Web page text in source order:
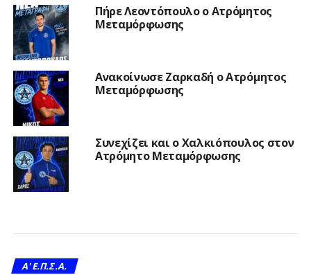
Πήρε Λεοντόπουλο ο Ατρόμητος
Μεταμόρφωσης
Ανακοίνωσε Ζαρκαδή ο Ατρόμητος
Μεταμόρφωσης
Συνεχίζει και ο Χαλκιόπουλος στον
Ατρόμητο Μεταμόρφωσης
A' Ε.Π.Σ.Α.